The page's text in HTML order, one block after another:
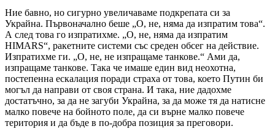
Ние бавно, но сигурно увеличаваме подкрепата си за
Украйна. Първоначално беше „О, не, няма да изпратим това“.
А след това го изпратихме. „О, не, няма да изпратим
HIMARS“, ракетните системи със среден обсег на действие.
Изпратихме ги. „О, не, не изпращаме танкове.“ Ами да,
изпращаме танкове. Така че имаше един вид неохотна,
постепенна ескалация поради страха от това, което Путин би
могъл да направи от своя страна. И така, ние дадохме
достатъчно, за да не загуби Украйна, за да може тя да натисне
малко повече на бойното поле, да си върне малко повече
територия и да бъде в по-добра позиция за преговори.